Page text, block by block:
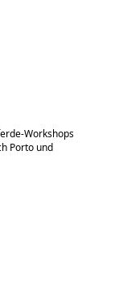
Workshops
Porto und